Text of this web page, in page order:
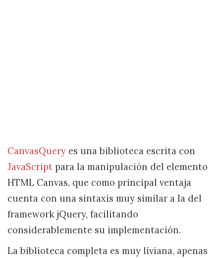
CanvasQuery es una biblioteca escrita con
JavaScript para la manipulación del elemento
HTML Canvas, que como principal ventaja
cuenta con una sintaxis muy similar a la del
framework jQuery, facilitando
considerablemente su implementación.
La biblioteca completa es muy liviana, apenas